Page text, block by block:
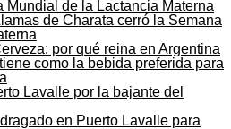
de Charata cerró la Semana
como la bebida preferida para
en Puerto Lavalle para